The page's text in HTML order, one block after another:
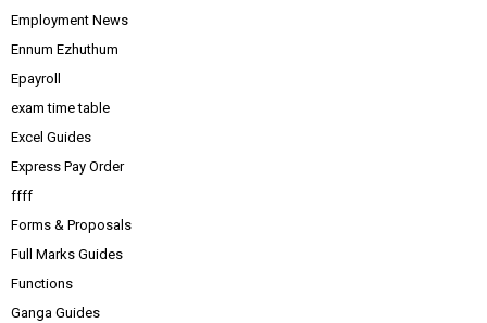
Employment News
Ennum Ezhuthum
Epayroll
exam time table
Excel Guides
Express Pay Order
ffff
Forms & Proposals
Full Marks Guides
Functions
Ganga Guides